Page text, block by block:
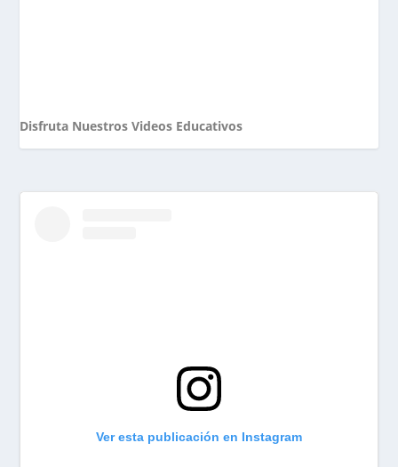
Disfruta Nuestros Videos Educativos
Ver esta publicación en Instagram